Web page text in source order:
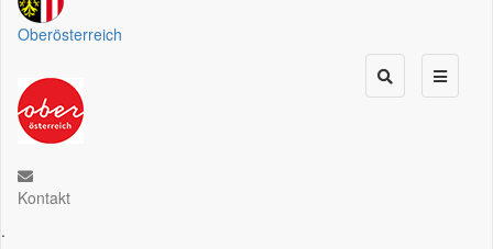
Oberösterreich
Kontakt
.